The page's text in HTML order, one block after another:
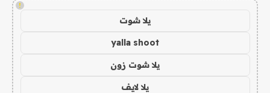
!
يلا شوت
yalla shoot
يلا شوت زون
يلا لايف